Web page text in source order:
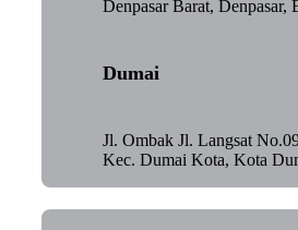
Denpasar Barat, Denpasar,
Dumai
Jl. Ombak Jl. Langsat
Kec. Dumai Kota, Kota